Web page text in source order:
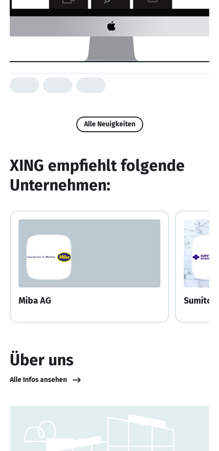
Alle Neuigkeiten
XING empfiehlt folgende
Unternehmen:
Miba AG
Über uns
Alle Infos ansehen